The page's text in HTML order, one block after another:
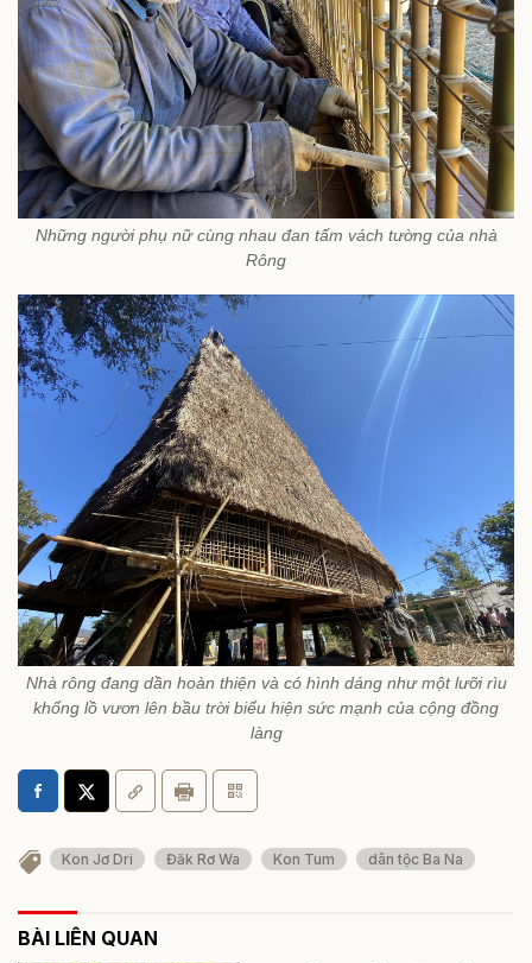
Những người phụ nữ cùng nhau đan tấm vách tường của nhà
Rông
Nhà rông đang dần hoàn thiện và có hình dáng như một lưỡi rìu
khổng lồ vươn lên bầu trời biểu hiện sức mạnh của cộng đồng
làng
Kon Jơ Dri Đăk Rơ Wa Kon Tum dân tộc Ba Na
BÀI LIÊN QUAN